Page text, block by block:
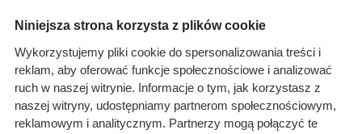
Menu
O nas
Rozwiązania
Monitoring
przetargów
Niniejsza strona korzysta z plików cookie
Wykorzystujemy pliki cookie do spersonalizowania treści i
reklam, aby oferować funkcje społecznościowe i analizować
ruch w naszej witrynie. Informacje o tym, jak korzystasz z
naszej witryny, udostępniamy partnerom społecznościowym,
reklamowym i analitycznym. Partnerzy mogą połączyć te